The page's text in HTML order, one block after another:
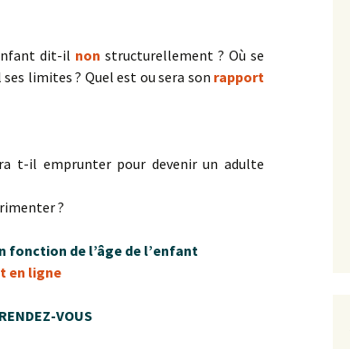
dit-il non structurellement ? Où se
limites ? Quel est ou sera son rapport
t-il emprunter pour devenir un adulte
?
fonction de l’âge de l’enfant
en ligne
VOUS